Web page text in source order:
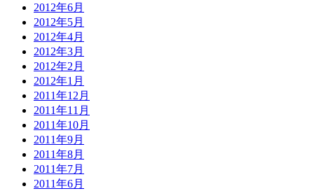
2012年6月
2012年5月
2012年4月
2012年3月
2012年2月
2012年1月
2011年12月
2011年11月
2011年10月
2011年9月
2011年8月
2011年7月
2011年6月